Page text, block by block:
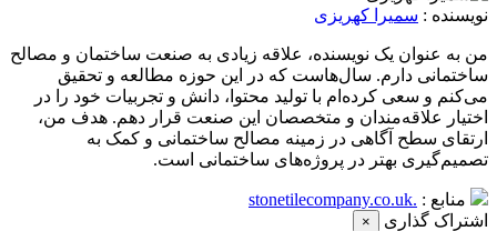
نویسنده : سمیرا کهریزی
من به عنوان یک نویسنده، علاقه زیادی به صنعت ساختمان و مصالح
ساختمانی دارم. سال‌هاست که در این حوزه مطالعه و تحقیق
می‌کنم و سعی کرده‌ام با تولید محتوا، دانش و تجربیات خود را در
اختیار علاقه‌مندان و متخصصان این صنعت قرار دهم. هدف من،
ارتقای سطح آگاهی در زمینه مصالح ساختمانی و کمک به
تصمیم‌گیری بهتر در پروژه‌های ساختمانی است.
منابع : .stonetilecompany.co.uk
اشتراک گذاری
×